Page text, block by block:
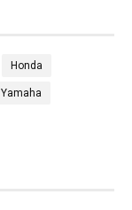
Honda
Yamaha